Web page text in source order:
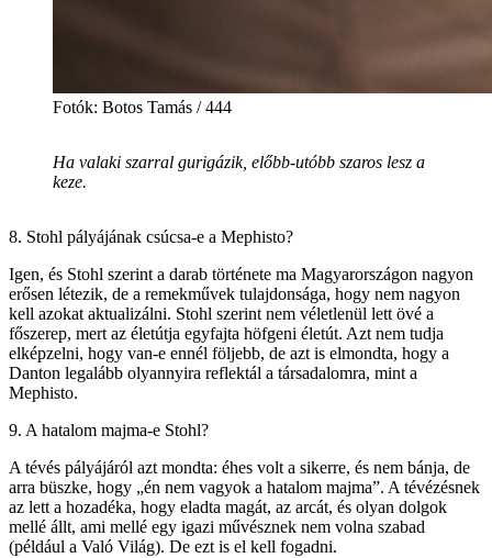
Fotók: Botos Tamás / 444
Ha valaki szarral gurigázik, előbb-utóbb szaros lesz a
keze.
8. Stohl pályájának csúcsa-e a Mephisto?
Igen, és Stohl szerint a darab története ma Magyarországon nagyon
erősen létezik, de a remekművek tulajdonsága, hogy nem nagyon
kell azokat aktualizálni. Stohl szerint nem véletlenül lett övé a
főszerep, mert az életútja egyfajta höfgeni életút. Azt nem tudja
elképzelni, hogy van-e ennél följebb, de azt is elmondta, hogy a
Danton legalább olyannyira reflektál a társadalomra, mint a
Mephisto.
9. A hatalom majma-e Stohl?
A tévés pályájáról azt mondta: éhes volt a sikerre, és nem bánja, de
arra büszke, hogy „én nem vagyok a hatalom majma”. A tévézésnek
az lett a hozadéka, hogy eladta magát, az arcát, és olyan dolgok
mellé állt, ami mellé egy igazi művésznek nem volna szabad
(például a Való Világ). De ezt is el kell fogadni.